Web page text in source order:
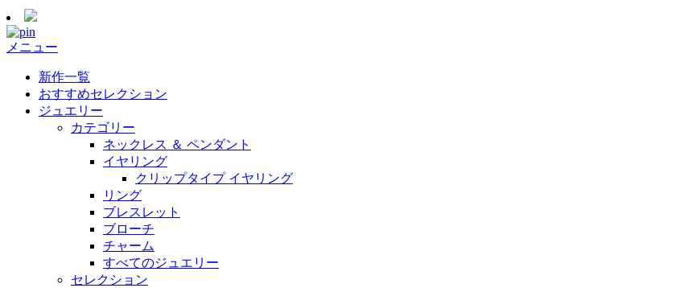
メニュー
新作一覧
おすすめセレクション
ジュエリー
カテゴリー
ネックレス ＆ ペンダント
イヤリング
クリップタイプ イヤリング
リング
ブレスレット
ブローチ
チャーム
すべてのジュエリー
セレクション